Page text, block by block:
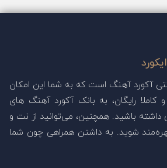
آکورد آهنگ است که به شما این امکان
کاملا رایگان، به بانک آکورد آهنگ های
داشته باشید. همچنین، می‌توانید از نت و
شوید. به داشتن همراهی چون شما